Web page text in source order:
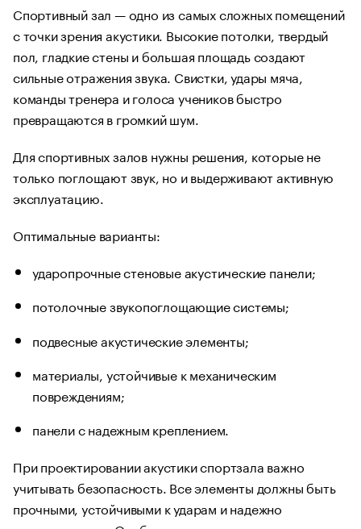
Спортивный зал — одно из самых сложных помещений
с точки зрения акустики. Высокие потолки, твердый
пол, гладкие стены и большая площадь создают
сильные отражения звука. Свистки, удары мяча,
команды тренера и голоса учеников быстро
превращаются в громкий шум.
Для спортивных залов нужны решения, которые не
только поглощают звук, но и выдерживают активную
эксплуатацию.
Оптимальные варианты:
ударопрочные стеновые акустические панели;
потолочные звукопоглощающие системы;
подвесные акустические элементы;
материалы, устойчивые к механическим
повреждениям;
панели с надежным креплением.
При проектировании акустики спортзала важно
учитывать безопасность. Все элементы должны быть
прочными, устойчивыми к ударам и надежно